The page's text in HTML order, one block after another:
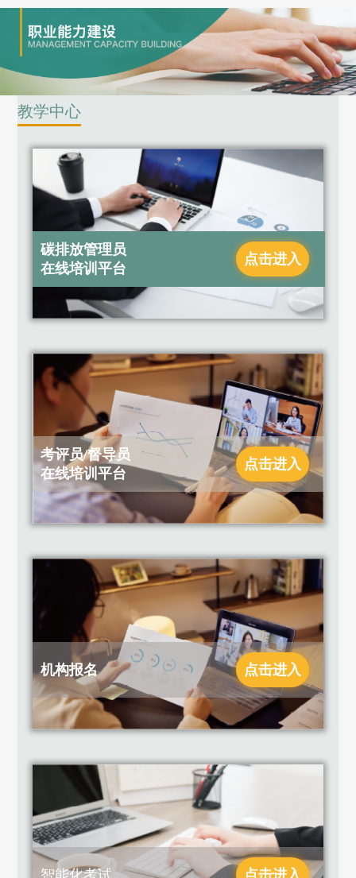
教学中心
碳排放管理员
在线培训平台
点击进入
考评员/督导员
在线培训平台
点击进入
机构报名 点击进入